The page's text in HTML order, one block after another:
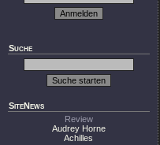
Suche
SiteNews
Review
Audrey Horne
Achilles